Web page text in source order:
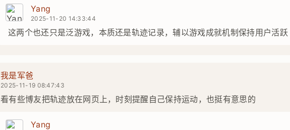
Yang
2025-11-20 14:33:44
这两个也还只是泛游戏，本质还是轨迹记录，辅以游戏成就机制保持用户活跃
我是军爸
2025-11-19 08:47:43
看有些博友把轨迹放在网页上，时刻提醒自己保持运动，也挺有意思的
Yang